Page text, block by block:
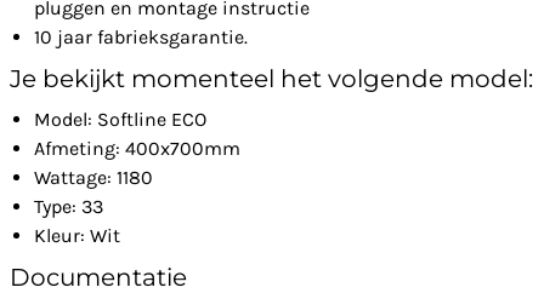
pluggen en montage instructie
10 jaar fabrieksgarantie.
Je bekijkt momenteel het volgende model:
Model: Softline ECO
Afmeting: 400x700mm
Wattage: 1180
Type: 33
Kleur: Wit
Documentatie